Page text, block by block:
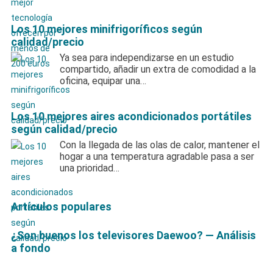
Los 10 mejores minifrigoríficos según
calidad/precio
Ya sea para independizarse en un estudio
compartido, añadir un extra de comodidad a la
oficina, equipar una…
Los 10 mejores aires acondicionados portátiles
según calidad/precio
Con la llegada de las olas de calor, mantener el
hogar a una temperatura agradable pasa a ser
una prioridad…
Artículos populares
¿Son buenos los televisores Daewoo? — Análisis
a fondo